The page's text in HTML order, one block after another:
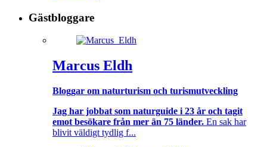
Gästbloggare
Marcus Eldh
Bloggar om naturturism och turismutveckling
Jag har jobbat som naturguide i 23 år och tagit
emot besökare från mer än 75 länder. En sak har
blivit väldigt tydlig f...